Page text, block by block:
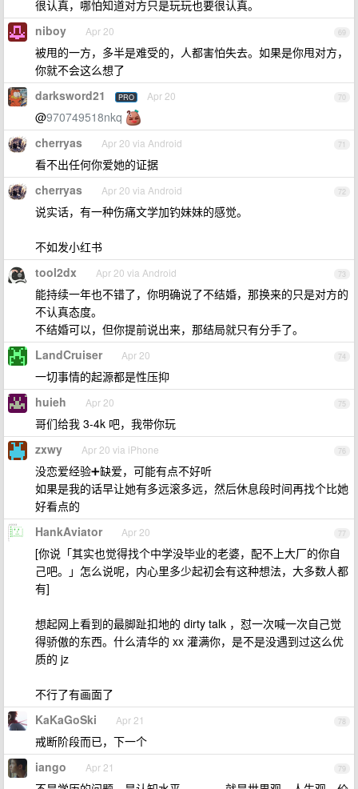
很认真，哪怕知道对方只是玩玩也要很认真。
69
niboy Apr 20
被甩的一方，多半是难受的，人都害怕失去。如果是你甩对方，
你就不会这么想了
70
darksword21 PRO Apr 20
@970749518nkq
71
cherryas Apr 20 via Android
看不出任何你爱她的证据
72
cherryas Apr 20 via Android
说实话，有一种伤痛文学加钓妹妹的感觉。
不如发小红书
73
tool2dx Apr 20 via Android
能持续一年也不错了，你明确说了不结婚，那换来的只是对方的
不认真态度。
不结婚可以，但你提前说出来，那结局就只有分手了。
74
LandCruiser Apr 20
一切事情的起源都是性压抑
75
huieh Apr 20
哥们给我 3-4k 吧，我带你玩
76
zxwy Apr 20 via iPhone
没恋爱经验➕缺爱，可能有点不好听
如果是我的话早让她有多远滚多远，然后休息段时间再找个比她
好看点的
77
HankAviator Apr 20
[你说「其实也觉得找个中学没毕业的老婆，配不上大厂的你自
己吧。」怎么说呢，内心里多少起初会有这种想法，大多数人都
有]
想起网上看到的最脚趾扣地的 dirty talk ，怼一次喊一次自己觉
得骄傲的东西。什么清华的 xx 灌满你，是不是没遇到过这么优
质的 jz
不行了有画面了
78
KaKaGoSki Apr 21
戒断阶段而已，下一个
79
iango Apr 21